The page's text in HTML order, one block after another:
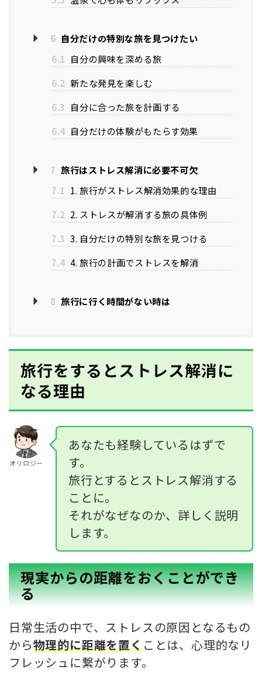
6 自分だけの特別な旅を見つけたい
6.1 自分の興味を深める旅
6.2 新たな発見を楽しむ
6.3 自分に合った旅を計画する
6.4 自分だけの体験がもたらす効果
7 旅行はストレス解消に必要不可欠
7.1 1. 旅行がストレス解消効果的な理由
7.2 2. ストレスが解消する旅の具体例
7.3 3. 自分だけの特別な旅を見つける
7.4 4. 旅行の計画でストレスを解消
8 旅行に行く時間がない時は
旅行をするとストレス解消に
なる理由
オリロジー
あなたも経験しているはずで
す。
旅行とするとストレス解消する
ことに。
それがなぜなのか、詳しく説明
します。
現実からの距離をおくことができ
る
日常生活の中で、ストレスの原因となるもの
から物理的に距離を置くことは、心理的なリ
フレッシュに繋がります。